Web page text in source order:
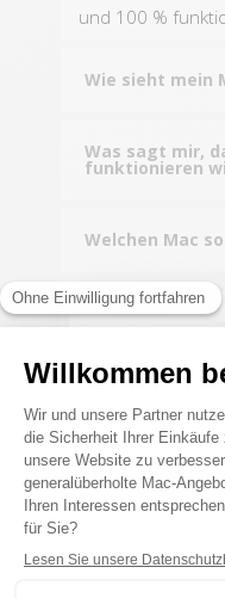
und 100 %
Wie sieht mein
Was sagt mir,
funktionieren
Welchen Mac
Ein weiterer
kaufen?
10€
Sign